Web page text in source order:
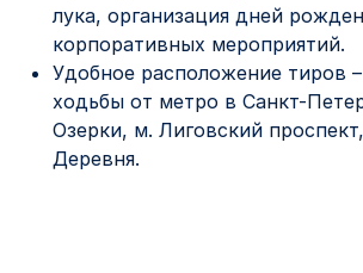
лука, организация дней
корпоративных мероприятий.
Удобное расположение тиров
ходьбы от метро в Санкт-
Озерки, м. Лиговский
Деревня.